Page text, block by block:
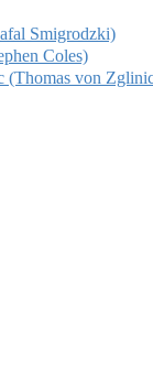
Smigrodzki)
Coles)
von